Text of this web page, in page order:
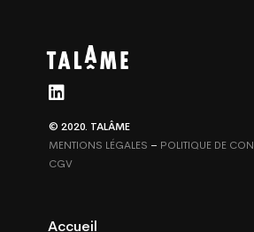
© 2020. TALÂME
MENTIONS LÉGALES – POLITIQUE DE
CGV
Accueil